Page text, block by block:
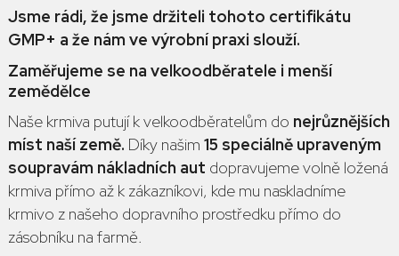
Jsme rádi, že jsme držiteli tohoto certifikátu
GMP+ a že nám ve výrobní praxi slouží.
Zaměřujeme se na velkoodběratele i menší
zemědělce
Naše krmiva putují k velkoodběratelům do nejrůznějších
míst naší země. Díky našim 15 speciálně upraveným
soupravám nákladních aut dopravujeme volně ložená
krmiva přímo až k zákazníkovi, kde mu naskladníme
krmivo z našeho dopravního prostředku přímo do
zásobníku na farmě.